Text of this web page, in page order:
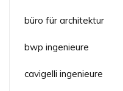
büro für architektur
bwp ingenieure
cavigelli ingenieure